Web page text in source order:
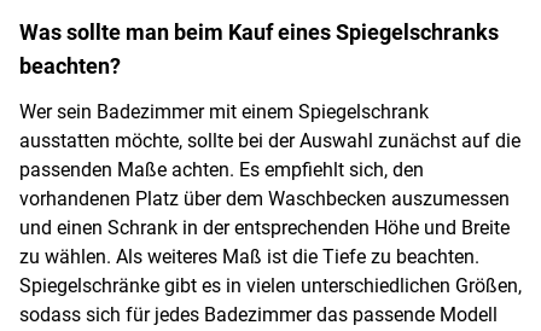
Was sollte man beim Kauf eines Spiegelschranks
beachten?
Wer sein Badezimmer mit einem Spiegelschrank
ausstatten möchte, sollte bei der Auswahl zunächst auf die
passenden Maße achten. Es empfiehlt sich, den
vorhandenen Platz über dem Waschbecken auszumessen
und einen Schrank in der entsprechenden Höhe und Breite
zu wählen. Als weiteres Maß ist die Tiefe zu beachten.
Spiegelschränke gibt es in vielen unterschiedlichen Größen,
sodass sich für jedes Badezimmer das passende Modell